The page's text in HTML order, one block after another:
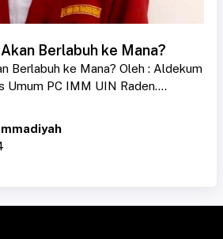
Berlabuh ke Mana?
Berlabuh ke Mana? Oleh : Aldekum
Umum PC IMM UIN Raden....